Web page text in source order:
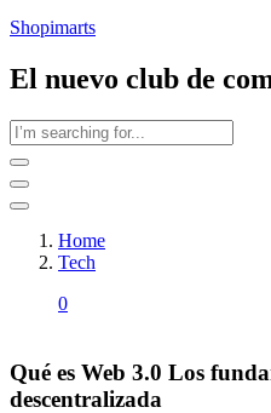
Shopimarts
El nuevo club de
Home
Tech
0
Qué es Web 3.0 Los
descentralizada